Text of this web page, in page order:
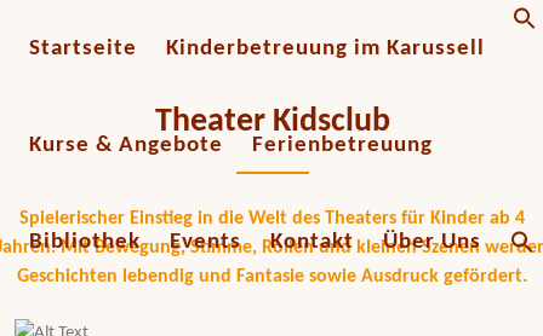
Startseite Kinderbetreuung im Karussell
Kurse & Angebote Ferienbetreuung
Bibliothek Events Kontakt Über Uns
Search
for:
Theater Kidsclub
Spielerischer Einstieg in die Welt des Theaters für Kinder ab 4
Mit Bewegung, Stimme, Rollen und kleinen Szenen
Geschichten lebendig und Fantasie sowie Ausdruck gefördert.